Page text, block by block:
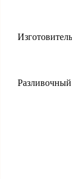
Разливочный